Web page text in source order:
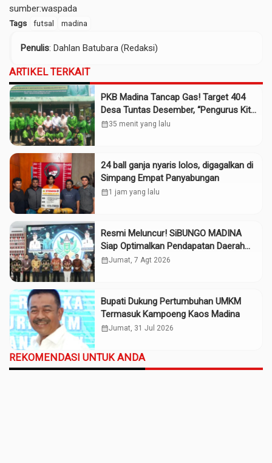
sumber:waspada
Tags futsal madina
Penulis: Dahlan Batubara (Redaksi)
ARTIKEL TERKAIT
PKB Madina Tancap Gas! Target 404
Desa Tuntas Desember, “Pengurus Kita
Adalah Tokoh”
calendar_month35 menit yang lalu
24 ball ganja nyaris lolos, digagalkan di
Simpang Empat Panyabungan
calendar_month1 jam yang lalu
Resmi Meluncur! SiBUNGO MADINA
Siap Optimalkan Pendapatan Daerah
Madina
calendar_monthJumat, 7 Agt 2026
Bupati Dukung Pertumbuhan UMKM
Termasuk Kampoeng Kaos Madina
calendar_monthJumat, 31 Jul 2026
REKOMENDASI UNTUK ANDA